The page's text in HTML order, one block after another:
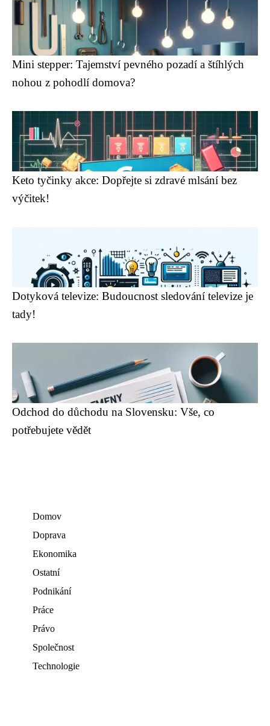
Mini stepper: Tajemství pevného pozadí a štíhlých
nohou z pohodlí domova?
Keto tyčinky akce: Dopřejte si zdravé mlsání bez
výčitek!
Dotyková televize: Budoucnost sledování televize je
tady!
Odchod do důchodu na Slovensku: Vše, co
potřebujete vědět
Domov
Doprava
Ekonomika
Ostatní
Podnikání
Práce
Právo
Společnost
Technologie